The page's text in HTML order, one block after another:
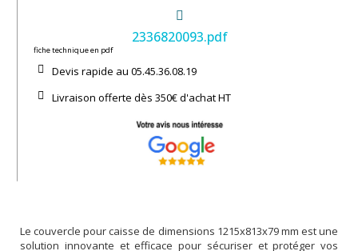
2336820093.pdf
fiche technique en pdf
Devis rapide au 05.45.36.08.19​
Livraison offerte dès 350€ d'achat​ HT
Le couvercle pour caisse de dimensions 1215x813x79 mm est une
solution innovante et efficace pour sécuriser et protéger vos